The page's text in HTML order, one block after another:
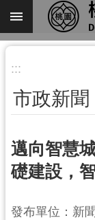
跳到主要內容區塊
進
搜
尋
關
我
:::
市政新聞
邁向智慧
礎建設，
發布單位：新